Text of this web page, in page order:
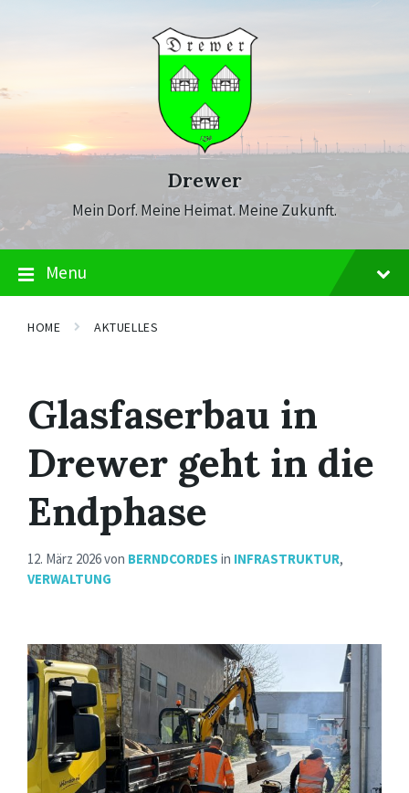
Drewer
Mein Dorf. Meine Heimat. Meine Zukunft.
Menu
HOME AKTUELLES
Glasfaserbau in
Drewer geht in die
Endphase
12. März 2026von BERNDCORDES in INFRASTRUKTUR,
VERWALTUNG